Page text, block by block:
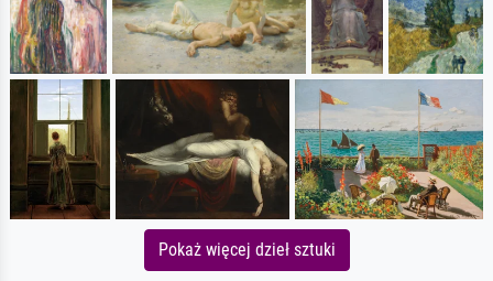
Pokaż więcej dzieł sztuki